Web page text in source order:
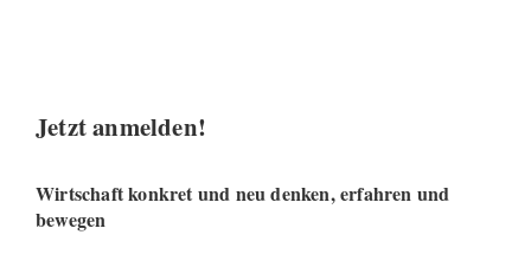
Jetzt anmelden!
Wirtschaft konkret und neu denken, erfahren und
bewegen